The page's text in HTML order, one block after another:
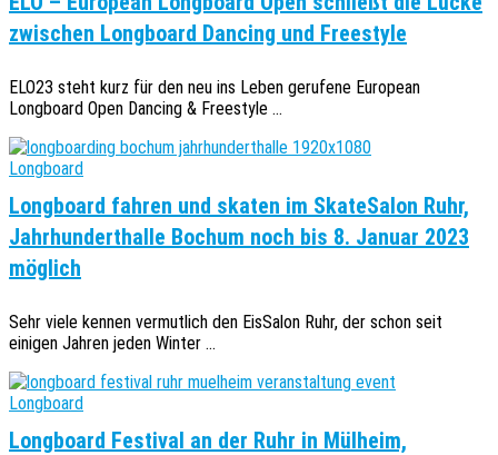
zwischen Longboard Dancing und Freestyle
ELO23 steht kurz für den neu ins Leben gerufene European
Longboard Open Dancing & Freestyle ...
Longboard
Longboard fahren und skaten im SkateSalon Ruhr,
Jahrhunderthalle Bochum noch bis 8. Januar 2023
möglich
Sehr viele kennen vermutlich den EisSalon Ruhr, der schon seit
einigen Jahren jeden Winter ...
Longboard
Longboard Festival an der Ruhr in Mülheim,